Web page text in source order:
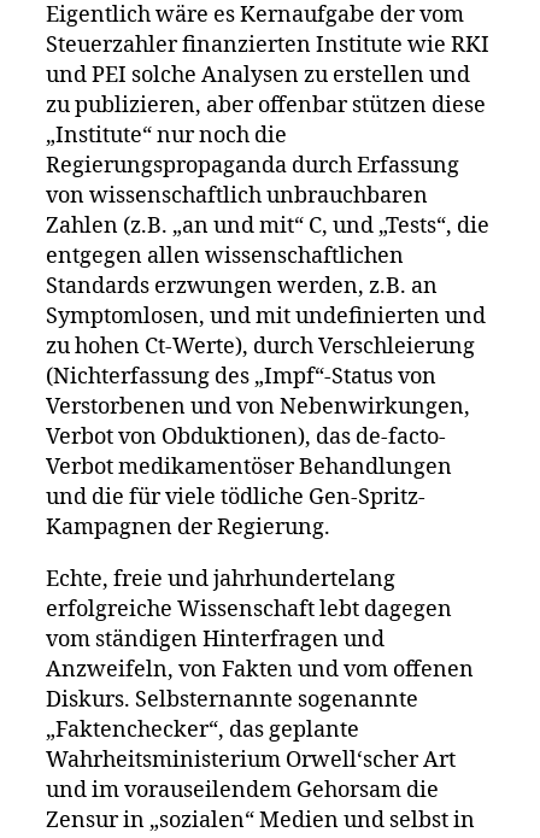
Eigentlich wäre es Kernaufgabe der vom
Steuerzahler finanzierten Institute wie RKI
und PEI solche Analysen zu erstellen und
zu publizieren, aber offenbar stützen diese
„Institute“ nur noch die
Regierungspropaganda durch Erfassung
von wissenschaftlich unbrauchbaren
Zahlen (z.B. „an und mit“ C, und „Tests“, die
entgegen allen wissenschaftlichen
Standards erzwungen werden, z.B. an
Symptomlosen, und mit undefinierten und
zu hohen Ct-Werte), durch Verschleierung
(Nichterfassung des „Impf“-Status von
Verstorbenen und von Nebenwirkungen,
Verbot von Obduktionen), das de-facto-
Verbot medikamentöser Behandlungen
und die für viele tödliche Gen-Spritz-
Kampagnen der Regierung.
Echte, freie und jahrhundertelang
erfolgreiche Wissenschaft lebt dagegen
vom ständigen Hinterfragen und
Anzweifeln, von Fakten und vom offenen
Diskurs. Selbsternannte sogenannte
„Faktenchecker“, das geplante
Wahrheitsministerium Orwell‘scher Art
und im vorauseilendem Gehorsam die
Zensur in „sozialen“ Medien und selbst in